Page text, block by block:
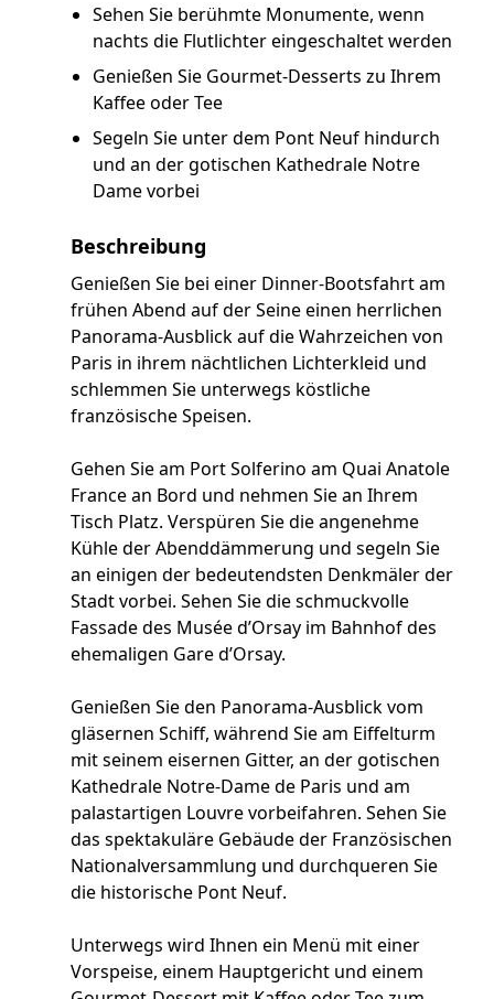
Sehen Sie berühmte Monumente, wenn
nachts die Flutlichter eingeschaltet werden
Genießen Sie Gourmet-Desserts zu Ihrem
Kaffee oder Tee
Segeln Sie unter dem Pont Neuf hindurch
und an der gotischen Kathedrale Notre
Dame vorbei
Beschreibung
Genießen Sie bei einer Dinner-Bootsfahrt am
frühen Abend auf der Seine einen herrlichen
Panorama-Ausblick auf die Wahrzeichen von
Paris in ihrem nächtlichen Lichterkleid und
schlemmen Sie unterwegs köstliche
französische Speisen.
Gehen Sie am Port Solferino am Quai Anatole
France an Bord und nehmen Sie an Ihrem
Tisch Platz. Verspüren Sie die angenehme
Kühle der Abenddämmerung und segeln Sie
an einigen der bedeutendsten Denkmäler der
Stadt vorbei. Sehen Sie die schmuckvolle
Fassade des Musée d’Orsay im Bahnhof des
ehemaligen Gare d’Orsay.
Genießen Sie den Panorama-Ausblick vom
gläsernen Schiff, während Sie am Eiffelturm
mit seinem eisernen Gitter, an der gotischen
Kathedrale Notre-Dame de Paris und am
palastartigen Louvre vorbeifahren. Sehen Sie
das spektakuläre Gebäude der Französischen
Nationalversammlung und durchqueren Sie
die historische Pont Neuf.
Unterwegs wird Ihnen ein Menü mit einer
Vorspeise, einem Hauptgericht und einem